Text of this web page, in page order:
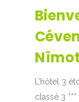
L’hôtel 3
classé 3